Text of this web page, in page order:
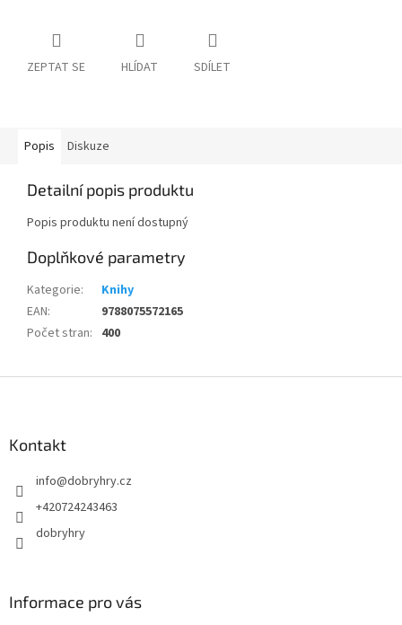
ZEPTAT SE HLÍDAT SDÍLET
Popis Diskuze
Detailní popis produktu
Popis produktu není dostupný
Doplňkové parametry
Kategorie:
Knihy
EAN:
9788075572165
Počet stran: 400
Kontakt
info@dobryhry.cz
+420724243463
dobryhry
Informace pro vás